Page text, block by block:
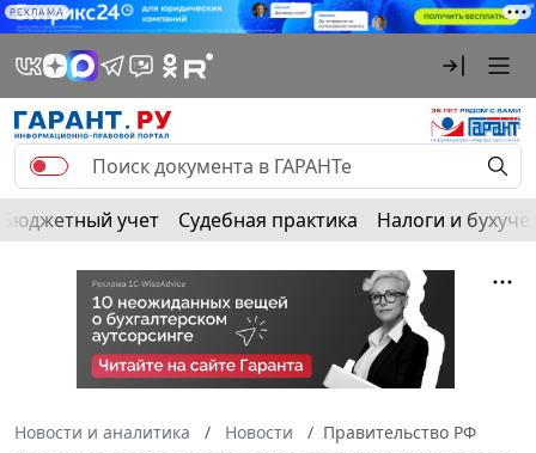
РЕКЛАМА
Бюджетный учет Судебная практика Налоги и
Новости и аналитика Новости
Правительство РФ